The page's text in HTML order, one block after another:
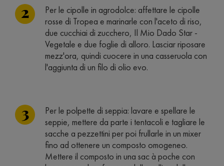
Per le cipolle in agrodolce: affettare le cipolle
rosse di Tropea e marinarle con l'aceto di riso,
due cucchiai di zucchero, Il Mio Dado Star -
Vegetale e due foglie di alloro. Lasciar riposare
mezz'ora, quindi cuocere in una casseruola con
l'aggiunta di un filo di olio evo.
Per le polpette di seppia: lavare e spellare le
seppie, mettere da parte i tentacoli e tagliare le
sacche a pezzettini per poi frullarle in un mixer
fino ad ottenere un composto omogeneo.
Mettere il composto in una sac à poche con